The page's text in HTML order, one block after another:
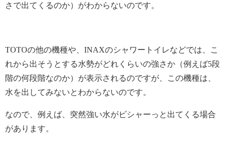
さで出てくるのか）がわからないのです。
TOTOの他の機種や、INAXのシャワートイレなどでは、こ
れから出そうとする水勢がどれくらいの強さか（例えば5段
階の何段階なのか）が表示されるのですが、この機種は、
水を出してみないとわからないのです。
なので、例えば、突然強い水がビシャーっと出てくる場合
があります。